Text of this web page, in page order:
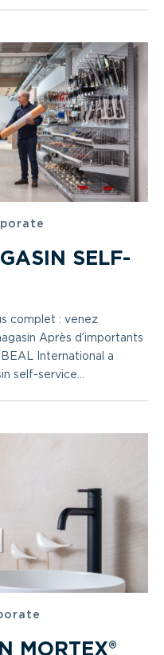
SELF-
complet : venez
Après d’importants
International a
self-service...
MORTEX®